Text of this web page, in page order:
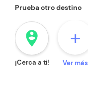
Prueba otro destino
person_pin_circle
¡Cerca a ti!
+
Ver más